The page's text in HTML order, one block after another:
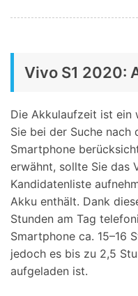
Vivo S1 2020:
Die Akkulaufzeit ist ein
Sie bei der Suche nach
Smartphone
erwähnt, sollte Sie das
Kandidatenliste
Akku enthält. Dank
Stunden am Tag
Smartphone ca. 15–16
jedoch es bis zu 2,5
aufgeladen ist.